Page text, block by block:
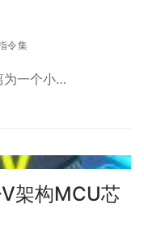
令集
为一个小…
架构MCU芯